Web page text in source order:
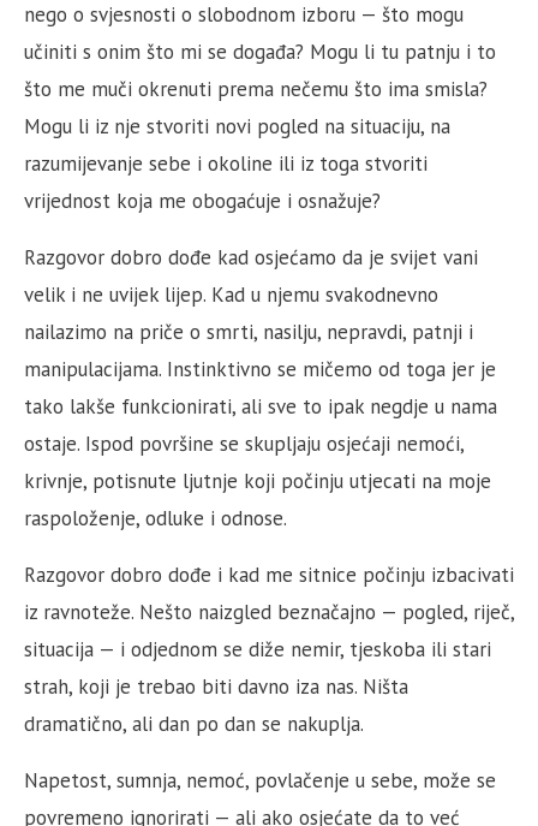
nego o svjesnosti o slobodnom izboru — što mogu
učiniti s onim što mi se događa? Mogu li tu patnju i to
što me muči okrenuti prema nečemu što ima smisla?
Mogu li iz nje stvoriti novi pogled na situaciju, na
razumijevanje sebe i okoline ili iz toga stvoriti
vrijednost koja me obogaćuje i osnažuje?
Razgovor dobro dođe kad osjećamo da je svijet vani
velik i ne uvijek lijep. Kad u njemu svakodnevno
nailazimo na priče o smrti, nasilju, nepravdi, patnji i
manipulacijama. Instinktivno se mičemo od toga jer je
tako lakše funkcionirati, ali sve to ipak negdje u nama
ostaje. Ispod površine se skupljaju osjećaji nemoći,
krivnje, potisnute ljutnje koji počinju utjecati na moje
raspoloženje, odluke i odnose.
Razgovor dobro dođe i kad me sitnice počinju izbacivati
iz ravnoteže. Nešto naizgled beznačajno — pogled, riječ,
situacija — i odjednom se diže nemir, tjeskoba ili stari
strah, koji je trebao biti davno iza nas. Ništa
dramatično, ali dan po dan se nakuplja.
Napetost, sumnja, nemoć, povlačenje u sebe, može se
povremeno ignorirati — ali ako osjećate da to već